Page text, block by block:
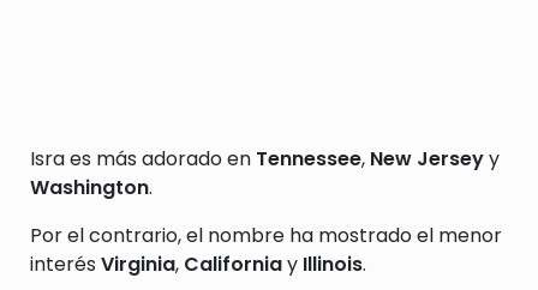
Isra es más adorado en Tennessee, New Jerseyy
Washington.
Por el contrario, el nombre ha mostrado el menor
interés Virginia, Californiay Illinois.